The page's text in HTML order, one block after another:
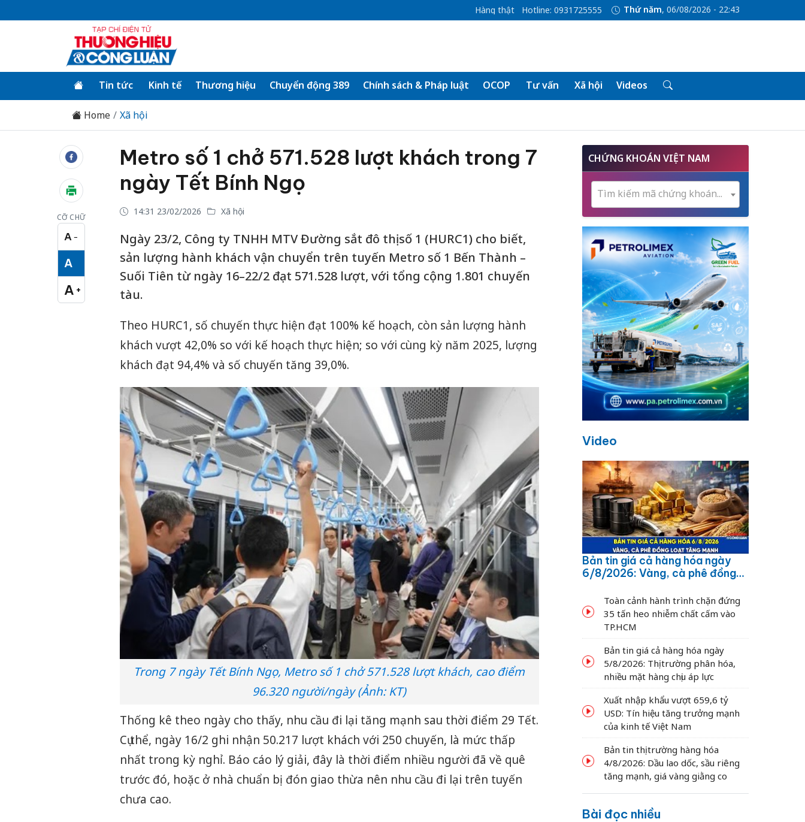
Hàng thật Hotline: 0931725555 Thứ năm, 06/08/2026 - 22:43
Tin tức Kinh tế Thương hiệu Chuyển động 389 Chính sách & Pháp luật OCOP Tư vấn Xã hội Videos
Home Xã hội
CỠ CHỮ
A −
Cỡ chữ nhỏ
A
Cỡ chữ vừa
A +
Cỡ chữ lớn
Metro số 1 chở 571.528 lượt khách trong 7
ngày Tết Bính Ngọ
14:31 23/02/2026 Xã hội
Ngày 23/2, Công ty TNHH MTV Đường sắt đô thị số 1 (HURC1) cho biết,
sản lượng hành khách vận chuyển trên tuyến Metro số 1 Bến Thành –
Suối Tiên từ ngày 16–22/2 đạt 571.528 lượt, với tổng cộng 1.801 chuyến
tàu.
Theo HURC1, số chuyến thực hiện đạt 100% kế hoạch, còn sản lượng hành
khách vượt 42,0% so với kế hoạch thực hiện; so với cùng kỳ năm 2025, lượng
khách đạt 94,4% và số chuyến tăng 39,0%.
Trong 7 ngày Tết Bính Ngọ, Metro số 1 chở 571.528 lượt khách, cao điểm
96.320 người/ngày (Ảnh: KT)
Thống kê theo ngày cho thấy, nhu cầu đi lại tăng mạnh sau thời điểm 29 Tết.
Cụ thể, ngày 16/2 ghi nhận 50.217 lượt khách với 250 chuyến, là mức thấp
nhất trong kỳ nghỉ. Báo cáo lý giải, đây là thời điểm nhiều người đã về quê
trước đó, hoặc ở nhà chuẩn bị đón giao thừa nên nhu cầu đi lại trên tuyến
chưa cao.
CHỨNG KHOÁN VIỆT NAM
Tìm kiếm mã chứng khoán...
Video
Bản tin giá cả hàng hóa ngày
6/8/2026: Vàng, cà phê đồng
Toàn cảnh hành trình chặn đứng
35 tấn heo nhiễm chất cấm vào
TP.HCM
Bản tin giá cả hàng hóa ngày
5/8/2026: Thị trường phân hóa,
nhiều mặt hàng chịu áp lực
Xuất nhập khẩu vượt 659,6 tỷ
USD: Tín hiệu tăng trưởng mạnh
của kinh tế Việt Nam
Bản tin thị trường hàng hóa
4/8/2026: Dầu lao dốc, sầu riêng
tăng mạnh, giá vàng giằng co
Bài đọc nhiều